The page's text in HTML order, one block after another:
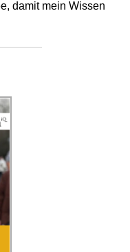
damit mein Wissen